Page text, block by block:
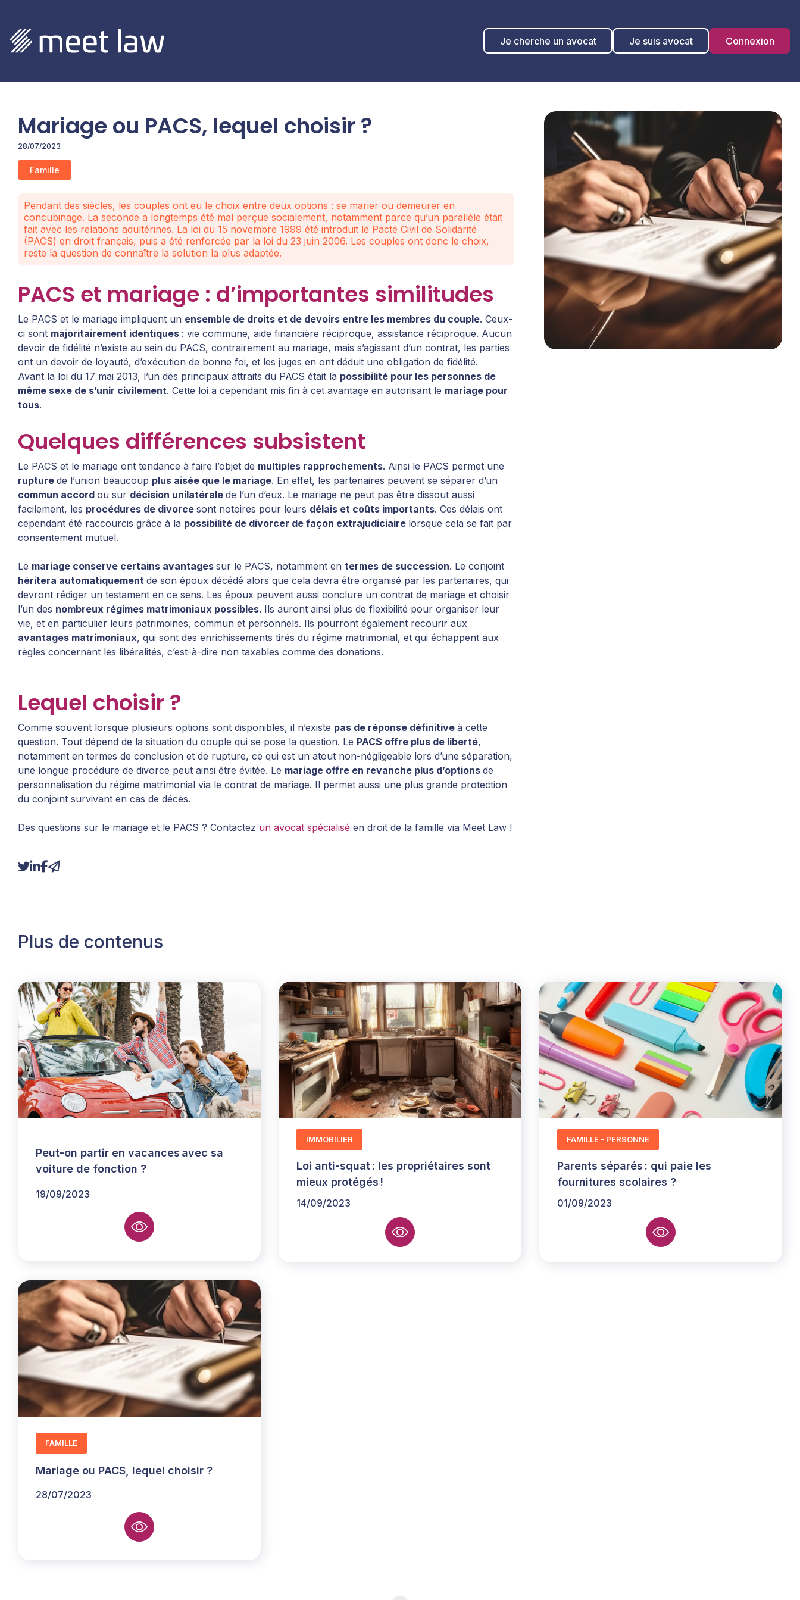
Je cherche un avocat Je suis avocat Connexion
Mariage ou PACS, lequel choisir ?
28/07/2023
Famille
Pendant des siècles, les couples ont eu le choix entre deux options : se marier ou demeurer en
concubinage. La seconde a longtemps été mal perçue socialement, notamment parce qu’un parallèle était
fait avec les relations adultérines. La loi du 15 novembre 1999 été introduit le Pacte Civil de Solidarité
(PACS) en droit français, puis a été renforcée par la loi du 23 juin 2006. Les couples ont donc le choix,
reste la question de connaître la solution la plus adaptée.
PACS et mariage : d’importantes similitudes
Le PACS et le mariage impliquent un ensemble de droits et de devoirs entre les membres du couple. Ceux-
ci sont majoritairement identiques : vie commune, aide financière réciproque, assistance réciproque. Aucun
devoir de fidélité n’existe au sein du PACS, contrairement au mariage, mais s’agissant d’un contrat, les parties
ont un devoir de loyauté, d’exécution de bonne foi, et les juges en ont déduit une obligation de fidélité.
Avant la loi du 17 mai 2013, l’un des principaux attraits du PACS était la possibilité pour les personnes de
même sexe de s’unir civilement. Cette loi a cependant mis fin à cet avantage en autorisant le mariage pour
tous.
Quelques différences subsistent
Le PACS et le mariage ont tendance à faire l’objet de multiples rapprochements. Ainsi le PACS permet une
rupture de l’union beaucoup plus aisée que le mariage. En effet, les partenaires peuvent se séparer d’un
commun accord ou sur décision unilatérale de l’un d’eux. Le mariage ne peut pas être dissout aussi
facilement, les procédures de divorce sont notoires pour leurs délais et coûts importants. Ces délais ont
cependant été raccourcis grâce à la possibilité de divorcer de façon extrajudiciaire lorsque cela se fait par
consentement mutuel.
Le mariage conserve certains avantages sur le PACS, notamment en termes de succession. Le conjoint
héritera automatiquement de son époux décédé alors que cela devra être organisé par les partenaires, qui
devront rédiger un testament en ce sens. Les époux peuvent aussi conclure un contrat de mariage et choisir
l’un des nombreux régimes matrimoniaux possibles. Ils auront ainsi plus de flexibilité pour organiser leur
vie, et en particulier leurs patrimoines, commun et personnels. Ils pourront également recourir aux
avantages matrimoniaux, qui sont des enrichissements tirés du régime matrimonial, et qui échappent aux
règles concernant les libéralités, c’est-à-dire non taxables comme des donations.
Lequel choisir ?
Comme souvent lorsque plusieurs options sont disponibles, il n’existe pas de réponse définitive à cette
question. Tout dépend de la situation du couple qui se pose la question. Le PACS offre plus de liberté,
notamment en termes de conclusion et de rupture, ce qui est un atout non-négligeable lors d’une séparation,
une longue procédure de divorce peut ainsi être évitée. Le mariage offre en revanche plus d’options de
personnalisation du régime matrimonial via le contrat de mariage. Il permet aussi une plus grande protection
du conjoint survivant en cas de décès.
Des questions sur le mariage et le PACS ? Contactez un avocat spécialisé en droit de la famille via Meet Law !
Plus de contenus
Peut-on partir en vacances avec sa
voiture de fonction ?
19/09/2023
Loi anti-squat : les propriétaires sont
mieux protégés !
14/09/2023
IMMOBILIER
Parents séparés : qui paie les
fournitures scolaires ?
01/09/2023
FAMILLE - PERSONNE
Mariage ou PACS, lequel choisir ?
28/07/2023
FAMILLE